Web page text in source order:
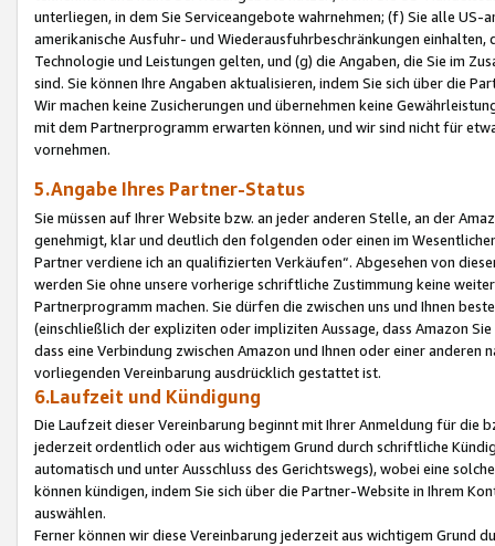
unterliegen, in dem Sie Serviceangebote wahrnehmen; (f) Sie alle
amerikanische Ausfuhr- und Wiederausfuhrbeschränkungen
Technologie und Leistungen gelten, und (g) die Angaben, die Sie im
sind. Sie können Ihre Angaben aktualisieren, indem Sie sich über die
Wir machen keine Zusicherungen und übernehmen keine
mit dem Partnerprogramm erwarten können, und wir sind nicht für
vornehmen.
5.Angabe Ihres Partner-Status
Sie müssen auf Ihrer Website bzw. an jeder anderen Stelle, an der
genehmigt, klar und deutlich den folgenden oder einen im
Partner verdiene ich an qualifizierten Verkäufen“. Abgesehen von
werden Sie ohne unsere vorherige schriftliche Zustimmung keine
Partnerprogramm machen. Sie dürfen die zwischen uns und Ihnen
(einschließlich der expliziten oder impliziten Aussage, dass Amazon
dass eine Verbindung zwischen Amazon und Ihnen oder einer
vorliegenden Vereinbarung ausdrücklich gestattet ist.
6.Laufzeit und Kündigung
Die Laufzeit dieser Vereinbarung beginnt mit Ihrer Anmeldung für die
jederzeit ordentlich oder aus wichtigem Grund durch schriftliche
automatisch und unter Ausschluss des Gerichtswegs), wobei eine
können kündigen, indem Sie sich über die Partner-Website in Ihrem
auswählen.
Ferner können wir diese Vereinbarung jederzeit aus wichtigem Grund